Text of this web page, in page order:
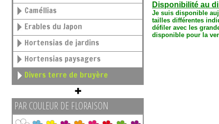
Caméllias
Erables du Japon
Hortensias de jardins
Hortensias paysagers
Divers terre de bruyère
PAR COULEUR DE FLORAISON
Disponibilité au
Je suis disponible
tailles différentes
défiler avec les
disponible pour la